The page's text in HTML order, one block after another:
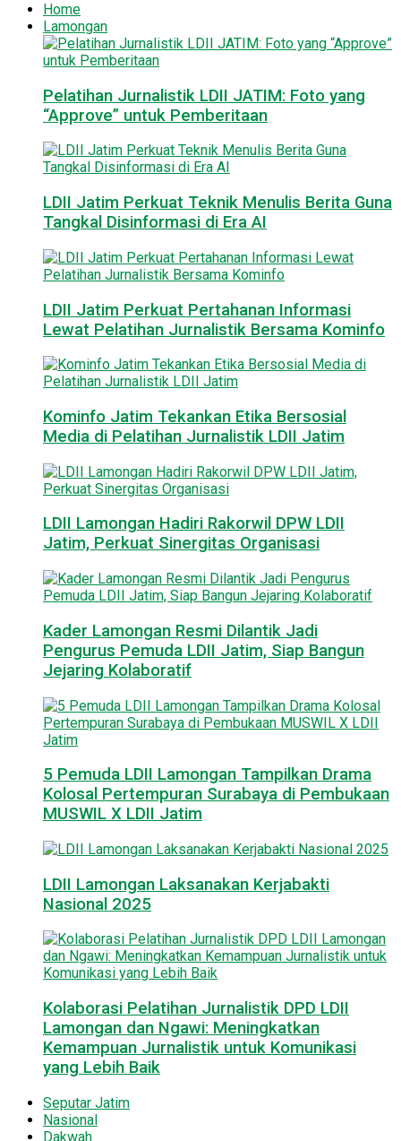
Home
Lamongan
Pelatihan Jurnalistik LDII JATIM: Foto yang
“Approve” untuk Pemberitaan
LDII Jatim Perkuat Teknik Menulis Berita Guna
Tangkal Disinformasi di Era AI
LDII Jatim Perkuat Pertahanan Informasi
Lewat Pelatihan Jurnalistik Bersama Kominfo
Kominfo Jatim Tekankan Etika Bersosial
Media di Pelatihan Jurnalistik LDII Jatim
LDII Lamongan Hadiri Rakorwil DPW LDII
Jatim, Perkuat Sinergitas Organisasi
Kader Lamongan Resmi Dilantik Jadi
Pengurus Pemuda LDII Jatim, Siap Bangun
Jejaring Kolaboratif
5 Pemuda LDII Lamongan Tampilkan Drama
Kolosal Pertempuran Surabaya di Pembukaan
MUSWIL X LDII Jatim
LDII Lamongan Laksanakan Kerjabakti
Nasional 2025
Kolaborasi Pelatihan Jurnalistik DPD LDII
Lamongan dan Ngawi: Meningkatkan
Kemampuan Jurnalistik untuk Komunikasi
yang Lebih Baik
Seputar Jatim
Nasional
Dakwah